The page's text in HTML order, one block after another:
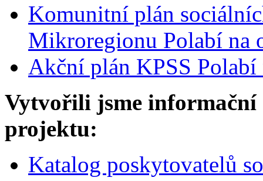
Komunitní plán
Mikroregionu Polabí na
Akční plán KPSS
Vytvořili jsme
projektu:
Katalog poskytovatelů